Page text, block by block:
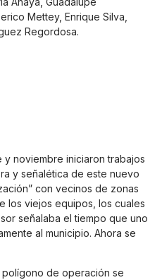
Mettey, Enrique Silva,
Regordosa.
noviembre iniciaron trabajos
y señalética de este nuevo
con vecinos de zonas
los viejos equipos, los cuales
señalaba el tiempo que uno
al municipio. Ahora se
de operación se